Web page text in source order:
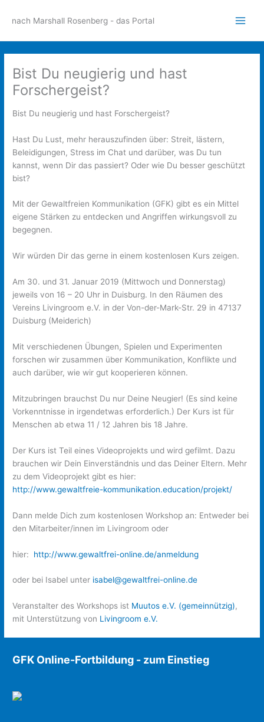
Inhaltnach Marshall Rosenberg - das Portal
Bist Du neugierig und hast
Forschergeist?
Bist Du neugierig und hast Forschergeist?
Hast Du Lust, mehr herauszufinden über: Streit, lästern,
Beleidigungen, Stress im Chat und darüber, was Du tun
kannst, wenn Dir das passiert? Oder wie Du besser geschützt
bist?
Mit der Gewaltfreien Kommunikation (GFK) gibt es ein Mittel
eigene Stärken zu entdecken und Angriffen wirkungsvoll zu
begegnen.
Wir würden Dir das gerne in einem kostenlosen Kurs zeigen.
Am 30. und 31. Januar 2019 (Mittwoch und Donnerstag)
jeweils von 16 – 20 Uhr in Duisburg. In den Räumen des
Vereins Livingroom e.V. in der Von-der-Mark-Str. 29 in 47137
Duisburg (Meiderich)
Mit verschiedenen Übungen, Spielen und Experimenten
forschen wir zusammen über Kommunikation, Konflikte und
auch darüber, wie wir gut kooperieren können.
Mitzubringen brauchst Du nur Deine Neugier! (Es sind keine
Vorkenntnisse in irgendetwas erforderlich.) Der Kurs ist für
Menschen ab etwa 11 / 12 Jahren bis 18 Jahre.
Der Kurs ist Teil eines Videoprojekts und wird gefilmt. Dazu
brauchen wir Dein Einverständnis und das Deiner Eltern. Mehr
zu dem Videoprojekt gibt es hier:
http://www.gewaltfreie-kommunikation.education/projekt/
Dann melde Dich zum kostenlosen Workshop an: Entweder bei
den Mitarbeiter/innen im Livingroom oder
hier: http://www.gewaltfrei-online.de/anmeldung
oder bei Isabel unter isabel@gewaltfrei-online.de
Veranstalter des Workshops ist Muutos e.V. (gemeinnützig),
mit Unterstützung von Livingroom e.V.
GFK Online-Fortbildung - zum Einstieg